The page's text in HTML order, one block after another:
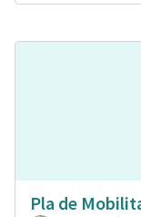
Pla de